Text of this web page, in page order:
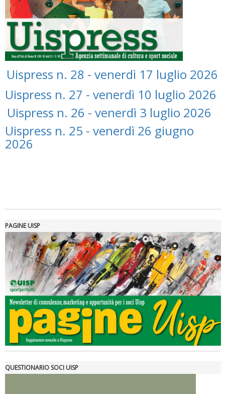
Luglio 2026: "Pensando con i piedi, si possono fare le
rivoluzioni"
Tiziano Pesce a Radio InBlu2000 traccia il bilancio della stagione
Uispress n. 28 - venerdì 17 luglio 2026
Uispress n. 27 - venerdì 10 luglio 2026
Uispress n. 26 - venerdì 3 luglio 2026
Uispress n. 25 - venerdì 26 giugno
2026
PAGINE UISP
QUESTIONARIO SOCI UISP